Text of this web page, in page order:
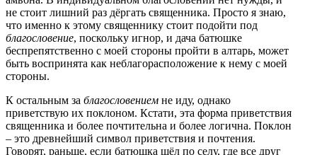
не стоит лишний раз дёргать священника. Просто я знаю,
что именно к этому священнику стоит подойти под
благословение, поскольку игнор, и дача батюшке
беспрепятственно с моей стороны пройти в алтарь, может
быть воспринята как неблагорасположение к нему с моей
стороны.
К остальным за благословением не иду, однако
приветствую их поклоном. Кстати, эта форма приветствия
священника и более почтительна и более логична. Поклон
– это древнейший символ приветствия и почтения.
Говорят, раньше, если батюшка шёл по селу, где все друг